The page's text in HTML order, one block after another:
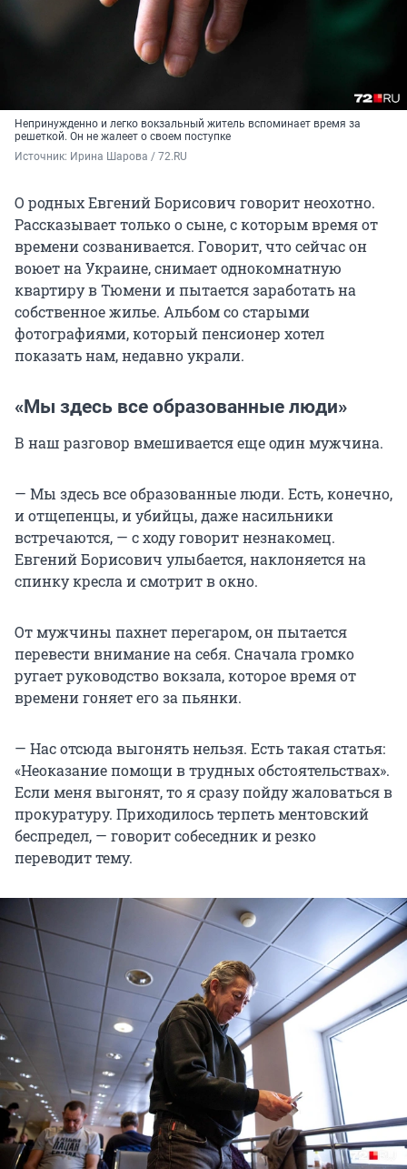
Непринужденно и легко вокзальный житель вспоминает время за
решеткой. Он не жалеет о своем поступке
Источник: Ирина Шарова / 72.RU
О родных Евгений Борисович говорит неохотно.
Рассказывает только о сыне, с которым время от
времени созванивается. Говорит, что сейчас он
воюет на Украине, снимает однокомнатную
квартиру в Тюмени и пытается заработать на
собственное жилье. Альбом со старыми
фотографиями, который пенсионер хотел
показать нам, недавно украли.
«Мы здесь все образованные люди»
В наш разговор вмешивается еще один мужчина.
— Мы здесь все образованные люди. Есть, конечно,
и отщепенцы, и убийцы, даже насильники
встречаются, — с ходу говорит незнакомец.
Евгений Борисович улыбается, наклоняется на
спинку кресла и смотрит в окно.
От мужчины пахнет перегаром, он пытается
перевести внимание на себя. Сначала громко
ругает руководство вокзала, которое время от
времени гоняет его за пьянки.
— Нас отсюда выгонять нельзя. Есть такая статья:
«Неоказание помощи в трудных обстоятельствах».
Если меня выгонят, то я сразу пойду жаловаться в
прокуратуру. Приходилось терпеть ментовский
беспредел, — говорит собеседник и резко
переводит тему.